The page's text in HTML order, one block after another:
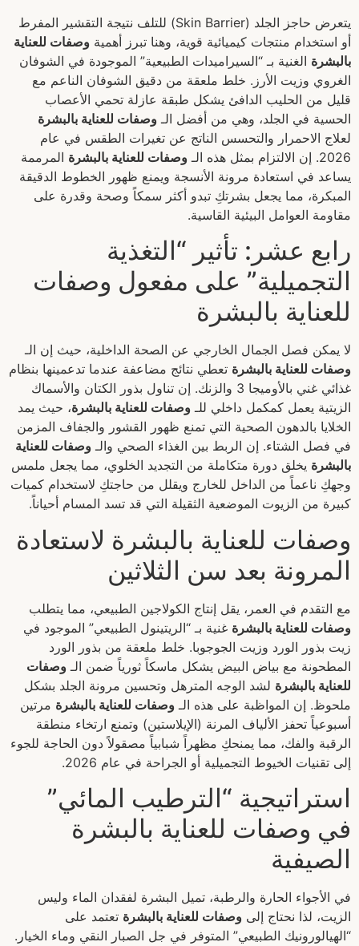
يتعرض حاجز الجلد (Skin Barrier) للتلف نتيجة التقشير المفرط
أو استخدام منتجات كيميائية قوية، وهنا تبرز أهمية وصفات للعناية
بالبشرة الغنية بـ “السيراميدات الطبيعية” الموجودة في الشوفان
الغروي وزيت الأرز. خلط ملعقة من دقيق الشوفان الناعم مع
قليل من الحليب الدافئ يشكل طبقة عازلة تحمي الأعصاب
الحسية في الجلد، وهي من أفضل الـ وصفات للعناية بالبشرة
لعلاج الاحمرار والتحسس الناتج عن تغيرات الطقس في عام
2026. إن الالتزام بمثل هذه الـ
وصفات للعناية بالبشرة المرممة
يساعد في استعادة مرونة الأنسجة ويمنع ظهور الخطوط الدقيقة
المبكرة، مما يجعل بشرتكِ تبدو أكثر سمكاً وصحة وقدرة على
مقاومة العوامل البيئية القاسية.
رابع عشر: تأثير “التغذية
التجميلية” على مفعول وصفات
للعناية بالبشرة
لا يمكن فصل الجمال الخارجي عن الصحة الداخلية، حيث إن الـ
وصفات للعناية بالبشرة تعطي نتائج مضاعفة عندما تدعمينها بنظام
غذائي غني بالأوميجا 3 والزنك. إن تناول بذور الكتان والأسماك
الزيتية يعمل كمكمل داخلي للـ وصفات للعناية بالبشرة، حيث يمد
الخلايا بالدهون الصحية التي تمنع ظهور القشور والجفاف المزمن
في فصل الشتاء. إن الربط بين الغذاء الصحي والـ وصفات للعناية
بالبشرة يخلق دورة متكاملة من التجديد الخلوي، مما يجعل ملمس
وجهكِ ناعماً من الداخل للخارج ويقلل من حاجتكِ لاستخدام كميات
كبيرة من الزيوت الموضعية الثقيلة التي قد تسد المسام أحياناً.
وصفات للعناية بالبشرة لاستعادة
المرونة بعد سن الثلاثين
مع التقدم في العمر، يقل إنتاج الكولاجين الطبيعي، مما يتطلب
وصفات للعناية بالبشرة غنية بـ “الريتينول الطبيعي” الموجود في
زيت بذور الورد وزيت الجوجوبا. خلط ملعقة من بذور الورد
المطحونة مع بياض البيض يشكل ماسكاً ثورياً ضمن الـ وصفات
للعناية بالبشرة لشد الوجه المترهل وتحسين مرونة الجلد بشكل
ملحوظ. إن المواظبة على هذه الـ وصفات للعناية بالبشرة مرتين
أسبوعياً تحفز الألياف المرنة (الإيلاستين) وتمنع ارتخاء منطقة
الرقبة والفك، مما يمنحكِ مظهراً شبابياً مصقولاً دون الحاجة للجوء
إلى تقنيات الخيوط التجميلية أو الجراحة في عام 2026.
استراتيجية “الترطيب المائي”
في وصفات للعناية بالبشرة
الصيفية
في الأجواء الحارة والرطبة، تميل البشرة لفقدان الماء وليس
الزيت، لذا نحتاج إلى وصفات للعناية بالبشرة تعتمد على
“الهيالورونيك الطبيعي” المتوفر في جل الصبار النقي وماء الخيار.